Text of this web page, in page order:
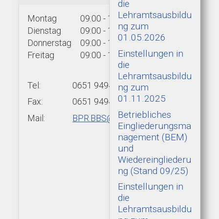
Montag
09:00 - 15:00 Uhr
Dienstag
09:00 - 15:00 Uhr
Donnerstag
09:00 - 15:00 Uhr
Freitag
09:00 - 13:00 Uhr
Tel:
0651 9494-439
Fax:
0651 9494-422
Mail:
BPR.BBS@add.rlp.de
die
Lehramtsausbildu
ng zum
01.05.2026
Einstellungen in
die
Lehramtsausbildu
ng zum
01.11.2025
Betriebliches
Eingliederungsma
nagement (BEM)
und
Wiedereingliederu
ng (Stand 09/25)
Einstellungen in
die
Lehramtsausbildu